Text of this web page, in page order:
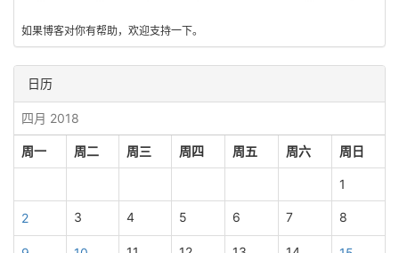
如果博客对你有帮助，欢迎支持一下。
日历
四月 2018
周一 周二 周三 周四 周五 周六 周日
1
2 3 4 5 6 7 8